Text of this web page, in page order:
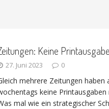
WDR von ernsthaften
Keine
27. Juni 2023 0
mehrere Zeitungen haben
keine
mal wie ein strategischer